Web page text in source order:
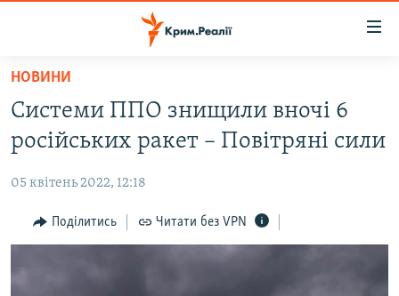
Перейти
основного
матеріалу
Перейти
до
навігації
Перейти
ВІДЕО ТА ФОТО
ПОЛІТИКА
БЛОГИ
ІНТЕРВ'Ю
НОВИНИ
Системи ППО знищили вночі 6
російських ракет – Повітряні сили
05 квітень 2022, 12:18
Поділитись Читати без VPN